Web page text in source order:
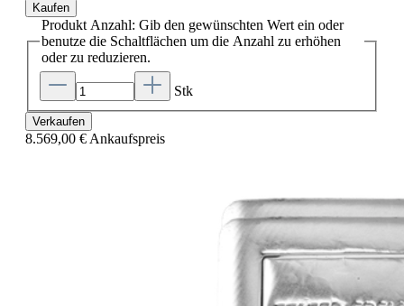
Kaufen
Produkt Anzahl: Gib den gewünschten Wert ein oder
benutze die Schaltflächen um die Anzahl zu erhöhen
oder zu reduzieren.
Stk
Verkaufen
8.569,00 € Ankaufspreis